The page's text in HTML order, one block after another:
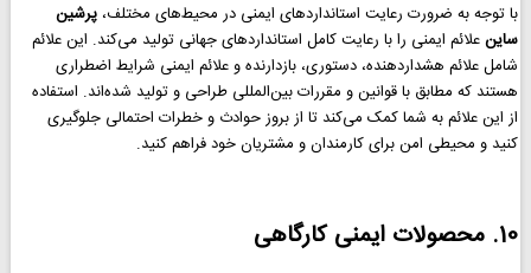
با توجه به ضرورت رعایت استانداردهای ایمنی در محیط‌های مختلف،پرشین
ساینعلائم ایمنی را با رعایت کامل استانداردهای جهانی تولید می‌کند. این علائم
شامل علائم هشداردهنده، دستوری، بازدارنده و علائم ایمنی شرایط اضطراری
هستند که مطابق با قوانین و مقررات بین‌المللی طراحی و تولید شده‌اند. استفاده
از این علائم به شما کمک می‌کند تا از بروز حوادث و خطرات احتمالی جلوگیری
کنید و محیطی امن برای کارمندان و مشتریان خود فراهم کنید.
10. محصولات ایمنی کارگاهی